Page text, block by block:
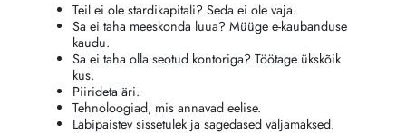
Teil ei ole stardikapitali? Seda ei ole vaja.
Sa ei taha meeskonda luua? Müüge e-kaubanduse
kaudu.
Sa ei taha olla seotud kontoriga? Töötage ükskõik
kus.
Piirideta äri.
Tehnoloogiad, mis annavad eelise.
Läbipaistev sissetulek ja sagedased väljamaksed.